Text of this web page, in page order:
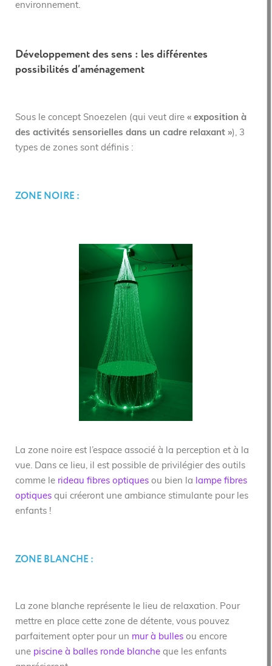
environnement.
Développement des sens : les différentes
possibilités d’aménagement
Sous le concept Snoezelen (qui veut dire « exposition à
des activités sensorielles dans un cadre relaxant »), 3
types de zones sont définis :
ZONE NOIRE :
La zone noire est l’espace associé à la perception et à la
vue. Dans ce lieu, il est possible de privilégier des outils
comme le rideau fibres optiques ou bien la lampe fibres
optiques qui créeront une ambiance stimulante pour les
enfants !
ZONE BLANCHE :
La zone blanche représente le lieu de relaxation. Pour
mettre en place cette zone de détente, vous pouvez
parfaitement opter pour un mur à bulles ou encore
une piscine à balles ronde blanche que les enfants